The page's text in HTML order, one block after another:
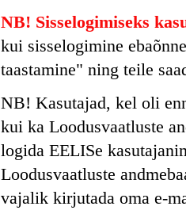
NB! Sisselogimiseks
kui sisselogimine
taastamine" ning teile
NB! Kasutajad, kel oli
kui ka Loodusvaatluste
logida EELISe
Loodusvaatluste
vajalik kirjutada oma e-